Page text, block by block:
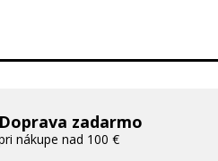
Doprava zadarmo
nákupe nad 100 €